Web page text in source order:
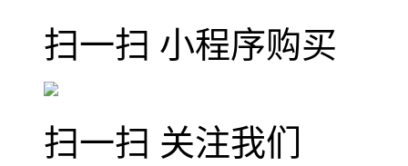
扫一扫 小程序购买
扫一扫 关注我们